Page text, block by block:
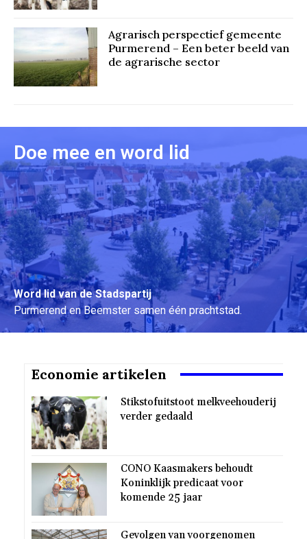
Agrarisch perspectief gemeente
Purmerend – Een beter beeld van
de agrarische sector
Doe mee en word lid
Word lid van de Stadspartij
Purmerend en Beemster samen één prachtstad.
Economie artikelen
Stikstofuitstoot melkveehouderij
verder gedaald
CONO Kaasmakers behoudt
Koninklijk predicaat voor
komende 25 jaar
Gevolgen van voorgenomen